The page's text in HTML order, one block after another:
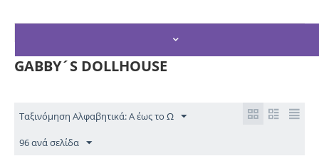
GABBY´S DOLLHOUSE
Ταξινόμηση Αλφαβητικά: Α έως το Ω
96 ανά σελίδα